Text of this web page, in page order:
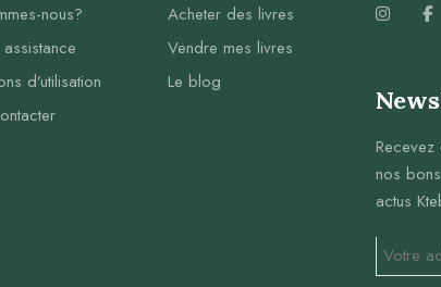
nous?
d’utilisation
Acheter des livres
Vendre mes livres
Le blog
Recevez
nos
actus